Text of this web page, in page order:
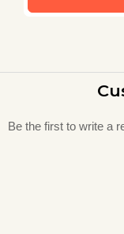
Be the first to write a